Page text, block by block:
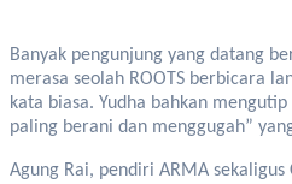
Banyak pengunjung yang datang
merasa seolah ROOTS berbicara
kata biasa. Yudha bahkan
paling berani dan menggugah”
Agung Rai, pendiri ARMA